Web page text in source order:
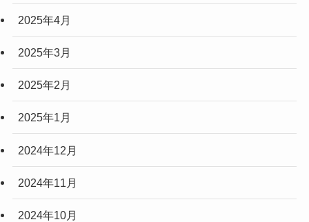
2025年4月
2025年3月
2025年2月
2025年1月
2024年12月
2024年11月
2024年10月